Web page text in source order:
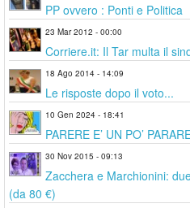
PP ovvero : Ponti e Politica
23 Mar 2012 - 00:00
Corriere.it: Il Tar multa il
18 Ago 2014 - 14:09
Le risposte dopo il voto...
10 Gen 2024 - 18:41
PARERE E’ UN PO’
30 Nov 2015 - 09:13
Zacchera e Marchionini:
(da 80 €)